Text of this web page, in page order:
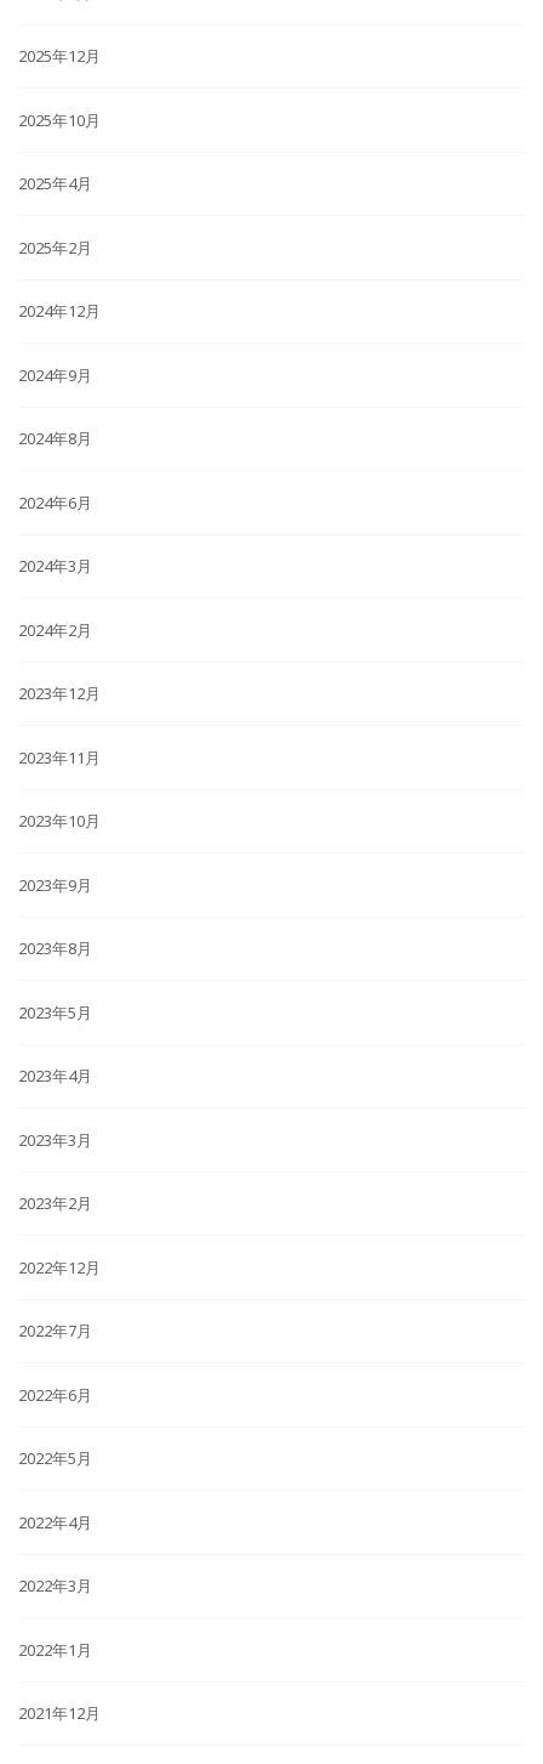
2025年12月
2025年10月
2025年4月
2025年2月
2024年12月
2024年9月
2024年8月
2024年6月
2024年3月
2024年2月
2023年12月
2023年11月
2023年10月
2023年9月
2023年8月
2023年5月
2023年4月
2023年3月
2023年2月
2022年12月
2022年7月
2022年6月
2022年5月
2022年4月
2022年3月
2022年1月
2021年12月